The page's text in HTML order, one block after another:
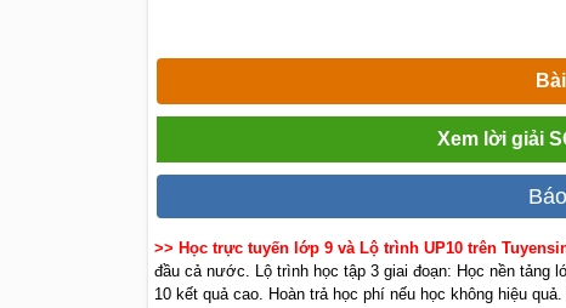
Xem lời giải
>> Học trực tuyến lớp 9 và Lộ trình UP10 trên
đầu cả nước. Lộ trình học tập 3 giai đoạn: Học nền
10 kết quả cao. Hoàn trả học phí nếu học không hiệu